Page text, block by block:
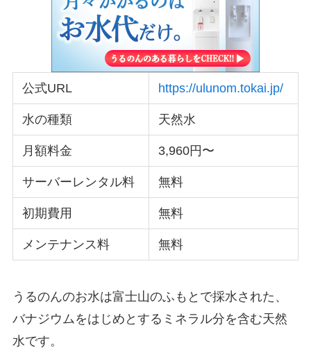
公式URL https://ulunom.tokai.jp/
水の種類 天然水
月額料金 3,960円〜
サーバーレンタル料 無料
初期費用 無料
メンテナンス料 無料
うるのんのお水は富士山のふもとで採水された、
バナジウムをはじめとするミネラル分を含む天然
水です。